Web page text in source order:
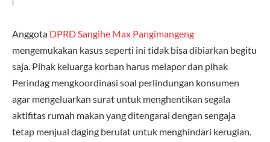
Anggota DPRD Sangihe Max Pangimangeng
mengemukakan kasus seperti ini tidak bisa dibiarkan begitu
saja. Pihak keluarga korban harus melapor dan pihak
Perindag mengkoordinasi soal perlindungan konsumen
agar mengeluarkan surat untuk menghentikan segala
aktifitas rumah makan yang ditengarai dengan sengaja
tetap menjual daging berulat untuk menghindari kerugian.